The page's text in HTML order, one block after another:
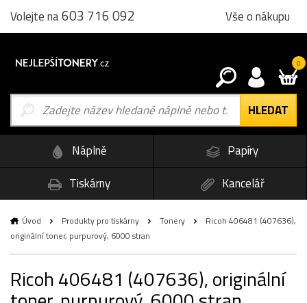
Volejte na603 716 092 Vše o nákupu
0
Náplně
Papíry
Tiskárny
Kancelář
Úvod Produkty pro tiskárny Tonery
Ricoh 406481 (407636),
originální toner, purpurový, 6000 stran
Ricoh 406481 (407636), originální